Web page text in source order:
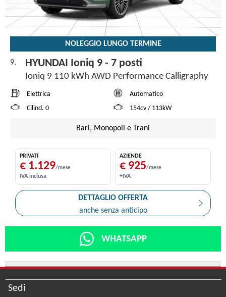
NOLEGGIO LUNGO TERMINE
9. HYUNDAI Ioniq 9 - 7 posti
Ioniq 9 110 kWh AWD Performance Calligraphy
Elettrica
Automatico
Cilind. 0
154cv / 113kW
Bari, Monopoli e Trani
PRIVATI
€ 1.129/mese
IVA inclusa
AZIENDE
€ 925/mese
+IVA
DETTAGLIO OFFERTA
anche senza anticipo
WHATSAPP
Sedi